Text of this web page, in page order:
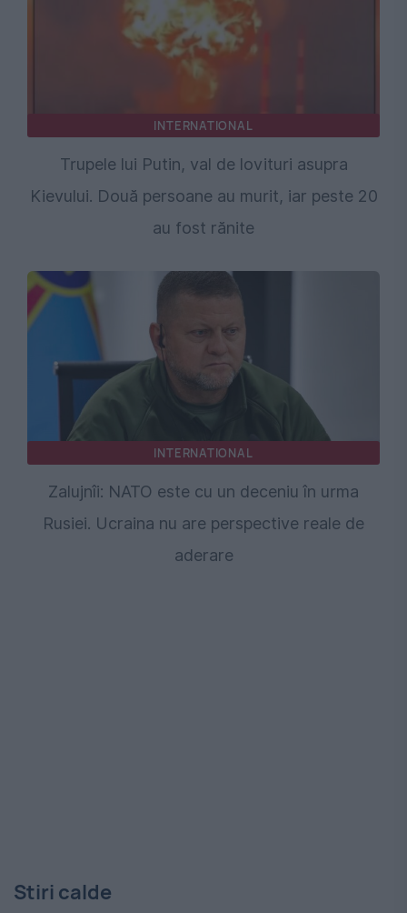
INTERNATIONAL
Trupele lui Putin, val de lovituri asupra
Kievului. Două persoane au murit, iar peste 20
au fost rănite
INTERNATIONAL
Zalujnîi: NATO este cu un deceniu în urma
Rusiei. Ucraina nu are perspective reale de
aderare
Stiri calde